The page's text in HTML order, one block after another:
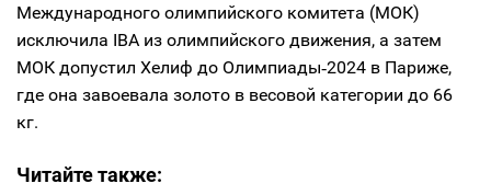
Международного олимпийского комитета (МОК)
исключила IBA из олимпийского движения, а затем
МОК допустил Хелиф до Олимпиады‑2024 в Париже,
где она завоевала золото в весовой категории до 66
кг.
Читайте также: